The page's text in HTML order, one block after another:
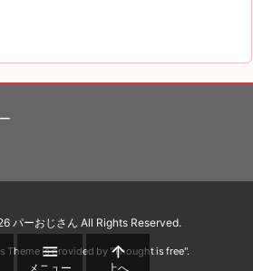
パーおじさん All Rights Reserved.
Theme is provided by "Thought is free".

メニュー

上へ